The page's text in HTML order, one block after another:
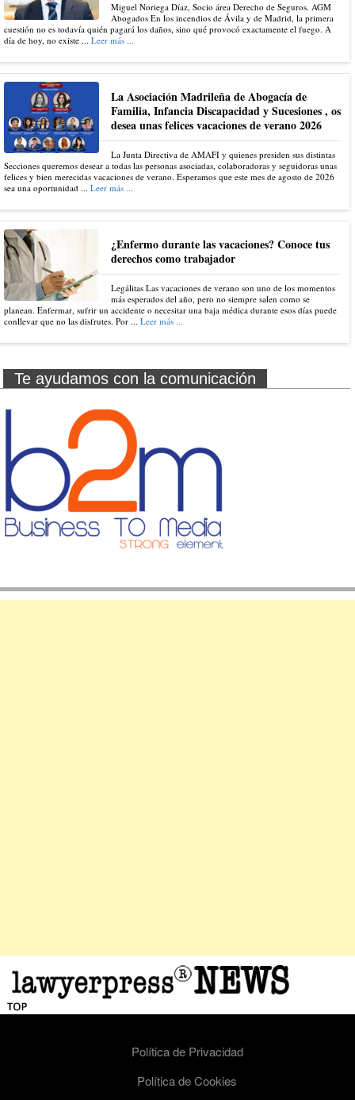
Miguel Noriega Díaz, Socio área Derecho de Seguros. AGM
Abogados En los incendios de Ávila y de Madrid, la primera
cuestión no es todavía quién pagará los daños, sino qué provocó exactamente el fuego. A
día de hoy, no existe ... Leer más ...
La Asociación Madrileña de Abogacía de
Familia, Infancia Discapacidad y Sucesiones , os
desea unas felices vacaciones de verano 2026
La Junta Directiva de AMAFI y quienes presiden sus distintas
Secciones queremos desear a todas las personas asociadas, colaboradoras y seguidoras unas
felices y bien merecidas vacaciones de verano. Esperamos que este mes de agosto de 2026
sea una oportunidad ... Leer más ...
¿Enfermo durante las vacaciones? Conoce tus
derechos como trabajador
Legálitas Las vacaciones de verano son uno de los momentos
más esperados del año, pero no siempre salen como se
planean. Enfermar, sufrir un accidente o necesitar una baja médica durante esos días puede
conllevar que no las disfrutes. Por ... Leer más ...
Te ayudamos con la comunicación
Política de Privacidad
Política de Cookies